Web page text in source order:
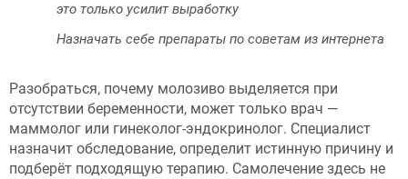
это только усилит выработку
Назначать себе препараты по советам из интернета
Разобраться, почему молозиво выделяется при
отсутствии беременности, может только врач —
маммолог или гинеколог-эндокринолог. Специалист
назначит обследование, определит истинную причину и
подберёт подходящую терапию. Самолечение здесь не